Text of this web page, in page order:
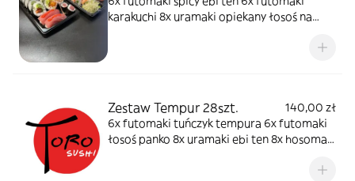
karakuchi 8x uramaki opiekany łosoś na
Zestaw Tempur 28szt.
140,00 zł
6x futomaki tuńczyk tempura 6x futomaki
łosoś panko 8x uramaki ebi ten 8x hosomaki